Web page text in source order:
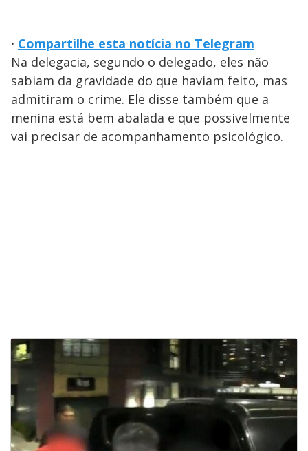
· Compartilhe esta notícia no Telegram
Na delegacia, segundo o delegado, eles não
sabiam da gravidade do que haviam feito, mas
admitiram o crime. Ele disse também que a
menina está bem abalada e que possivelmente
vai precisar de acompanhamento psicológico.